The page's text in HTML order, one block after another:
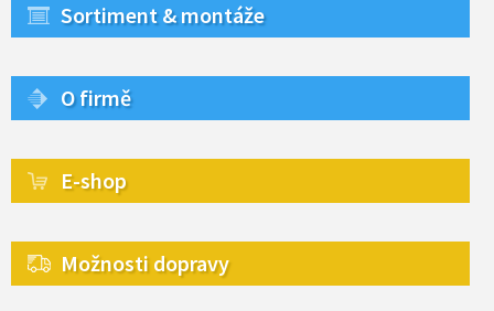
Sortiment & montáže
O firmě
E-shop
Možnosti dopravy